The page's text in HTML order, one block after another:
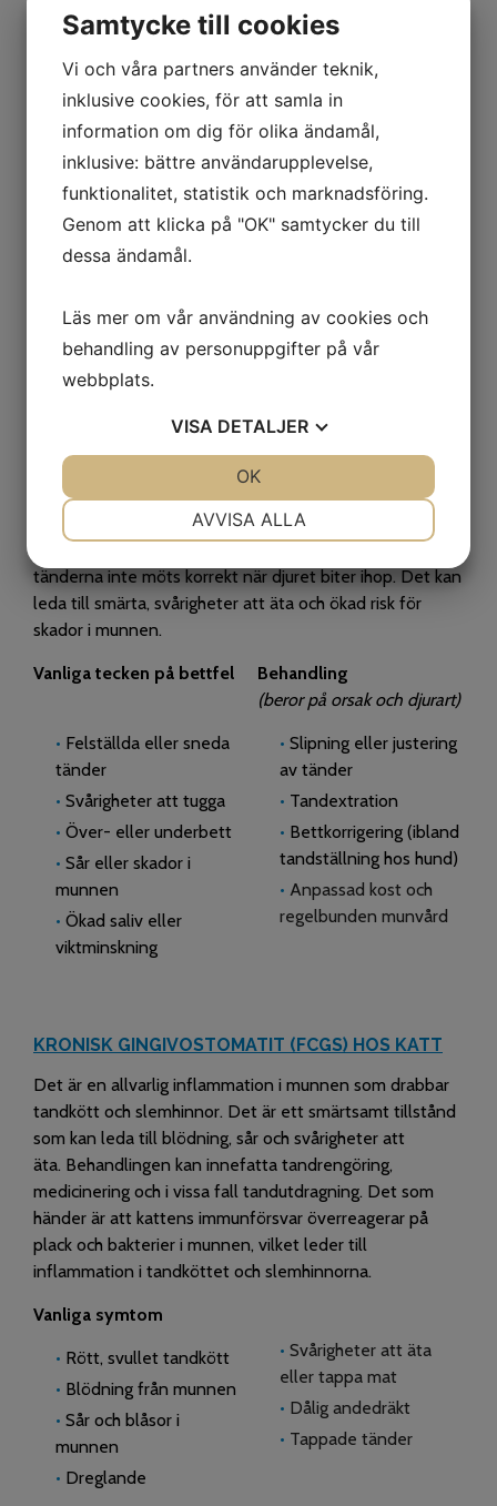
förrän katten sövs för en planerad tandrengöring,
eftersom förändringarna ofta sitter under tandköttet. I
vissa fall kan vi se det under en ockulär besiktning.
Det finns tyvärr inget sätt att stoppa eller bota
tandresorption. Den drabbade tanden behöver oftast
dras ut för att lindra smärtan. I vissa fall krävs även
borttagning av tandroten, beroende på sjukdomens typ
och omfattning.
Går det att förebygga?
kombination av genetik, immunförsvar och miljöfaktorer.
God munvård (som regelbunden tandkontroll och
tandborstning) kan dock hjälpa till att upptäcka
BETTFEL
Bettfel hos våra husdjur är något som vi ibland kan se. I
tänderna inte möts korrekt när djuret biter ihop. Det kan
leda till smärta, svårigheter att äta och ökad risk för
skador i munnen.
Vanliga tecken på bettfel
• Felställda eller sneda
tänder
• Svårigheter att tugga
• Över- eller underbett
• Sår eller skador i
munnen
• Ökad saliv eller
viktminskning
Behandling
(beror på orsak och djurart)
• Slipning eller justering
av tänder
• Tandextration
• Bettkorrigering (ibland
tandställning hos hund)
• Anpassad kost och
regelbunden munvård
KRONISK GINGIVOSTOMATIT (FCGS) HOS KATT
Det är en allvarlig inflammation i munnen som drabbar
tandkött och slemhinnor. Det är ett smärtsamt tillstånd
som kan leda till blödning, sår och svårigheter att
äta. Behandlingen kan innefatta tandrengöring,
medicinering och i vissa fall tandutdragning. Det som
händer är att kattens immunförsvar överreagerar på
plack och bakterier i munnen, vilket leder till
inflammation i tandköttet och slemhinnorna.
Vanliga symtom
• Rött, svullet tandkött
• Blödning från munnen
• Sår och blåsor i
munnen
• Dreglande
• Svårigheter att äta
eller tappa mat
• Dålig andedräkt
• Tappade tänder
Samtycke till cookies
Vi och våra partners använder teknik,
inklusive cookies, för att samla in
information om dig för olika ändamål,
inklusive: bättre användarupplevelse,
funktionalitet, statistik och marknadsföring.
Genom att klicka på "OK" samtycker du till
dessa ändamål.
Läs mer om vår användning av cookies och
behandling av personuppgifter på vår
webbplats.
VISA DETALJER
MARKNADSFÖRING STATISTIK
AVVISA ALLA
OK